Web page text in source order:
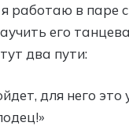
работаю в паре с
его
два пути:
для него это